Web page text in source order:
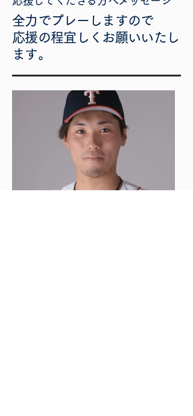
全力でプレーしますので
応援の程宜しくお願いいたし
ます。